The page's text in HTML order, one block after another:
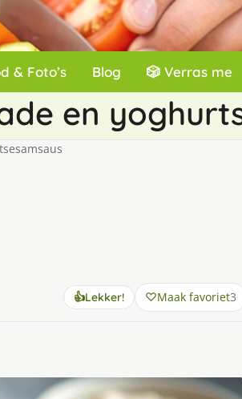
& Foto’s Blog 🎲 Verras me
en
👍Lekker! Maak favoriet3